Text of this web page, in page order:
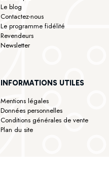
Le blog
Contactez-nous
Le programme fidélité
Revendeurs
Newsletter
INFORMATIONS UTILES
Mentions légales
Données personnelles
Conditions générales de vente
Plan du site